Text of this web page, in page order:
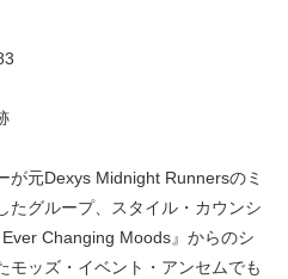
が元Dexys Midnight Runnersのミ
たグループ、スタイル・カウンシ
Changing Moods』からのシ
モッズ・イベント・アンセムでも